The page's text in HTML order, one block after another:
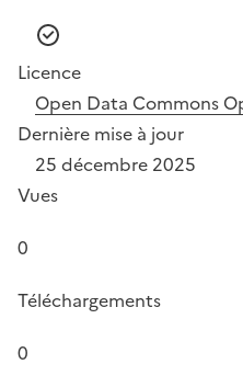
Licence
Open Data Commons
Dernière mise à jour
25 décembre 2025
Vues
0
Téléchargements
0